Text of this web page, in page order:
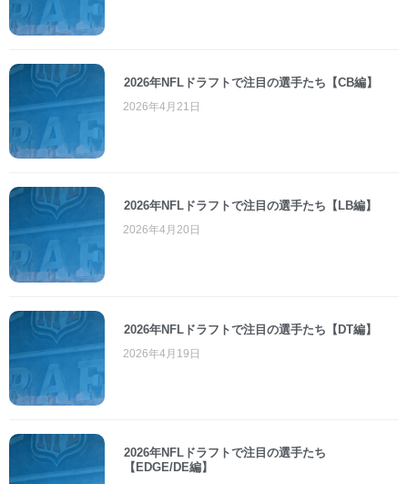
2026年NFLドラフトで注目の選手たち【CB編】
2026年4月21日
2026年NFLドラフトで注目の選手たち【LB編】
2026年4月20日
2026年NFLドラフトで注目の選手たち【DT編】
2026年4月19日
2026年NFLドラフトで注目の選手たち
【EDGE/DE編】